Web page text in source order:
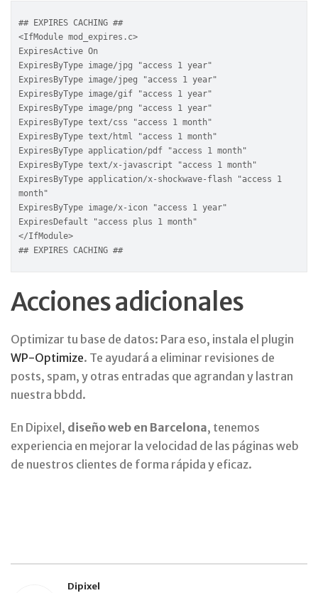
## EXPIRES CACHING ##
<IfModule mod_expires.c>
ExpiresActive On
ExpiresByType image/jpg "access 1 year"
ExpiresByType image/jpeg "access 1 year"
ExpiresByType image/gif "access 1 year"
ExpiresByType image/png "access 1 year"
ExpiresByType text/css "access 1 month"
ExpiresByType text/html "access 1 month"
ExpiresByType application/pdf "access 1 month"
ExpiresByType text/x-javascript "access 1 month"
ExpiresByType application/x-shockwave-flash "access 1
month"
ExpiresByType image/x-icon "access 1 year"
ExpiresDefault "access plus 1 month"
</IfModule>
## EXPIRES CACHING ##
Acciones adicionales
Optimizar tu base de datos: Para eso, instala el plugin
WP-Optimize. Te ayudará a eliminar revisiones de
posts, spam, y otras entradas que agrandan y lastran
nuestra bbdd.
En Dipixel, diseño web en Barcelona, tenemos
experiencia en mejorar la velocidad de las páginas web
de nuestros clientes de forma rápida y eficaz.
Dipixel